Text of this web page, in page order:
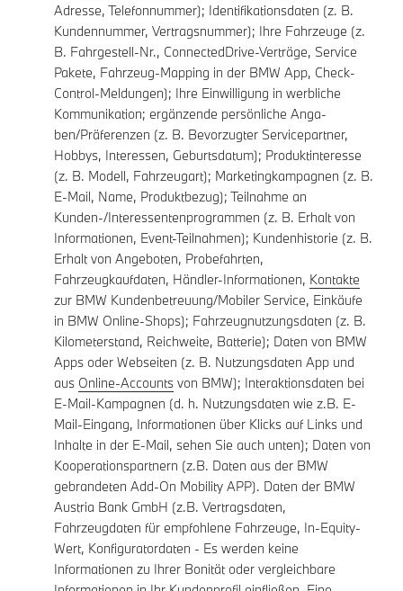
Adresse, Telefonnummer); Identifikationsdaten (z. B.
Kundennummer, Vertragsnummer); Ihre Fahrzeuge (z.
B. Fahrgestell-Nr., ConnectedDrive-Verträge, Service
Pakete, Fahrzeug-Mapping in der BMW App, Check-
Control-Meldungen); Ihre Einwilligung in werbliche
Kommunikation; ergänzende persönliche Anga-
ben/Präferenzen (z. B. Bevorzugter Servicepartner,
Hobbys, Interessen, Geburtsdatum); Produktinteresse
(z. B. Modell, Fahrzeugart); Marketingkampagnen (z. B.
E-Mail, Name, Produktbezug); Teilnahme an
Kunden-/Interessentenprogrammen (z. B. Erhalt von
Informationen, Event-Teilnahmen); Kundenhistorie (z. B.
Erhalt von Angeboten, Probefahrten,
Fahrzeugkaufdaten, Händler-Informationen, Kontakte
zur BMW Kundenbetreuung/Mobiler Service, Einkäufe
in BMW Online-Shops); Fahrzeugnutzungsdaten (z. B.
Kilometerstand, Reichweite, Batterie); Daten von BMW
Apps oder Webseiten (z. B. Nutzungsdaten App und
aus Online-Accounts von BMW); Interaktionsdaten bei
E-Mail-Kampagnen (d. h. Nutzungsdaten wie z.B. E-
Mail-Eingang, Informationen über Klicks auf Links und
Inhalte in der E-Mail, sehen Sie auch unten); Daten von
Kooperationspartnern (z.B. Daten aus der BMW
gebrandeten Add-On Mobility APP). Daten der BMW
Austria Bank GmbH (z.B. Vertragsdaten,
Fahrzeugdaten für empfohlene Fahrzeuge, In-Equity-
Wert, Konfiguratordaten - Es werden keine
Informationen zu Ihrer Bonität oder vergleichbare